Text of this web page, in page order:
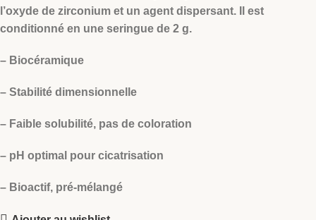
l’oxyde de zirconium et un agent dispersant. Il est
conditionné en une seringue de 2 g.
– Biocéramique
– Stabilité dimensionnelle
– Faible solubilité, pas de coloration
– pH optimal pour cicatrisation
– Bioactif, pré-mélangé